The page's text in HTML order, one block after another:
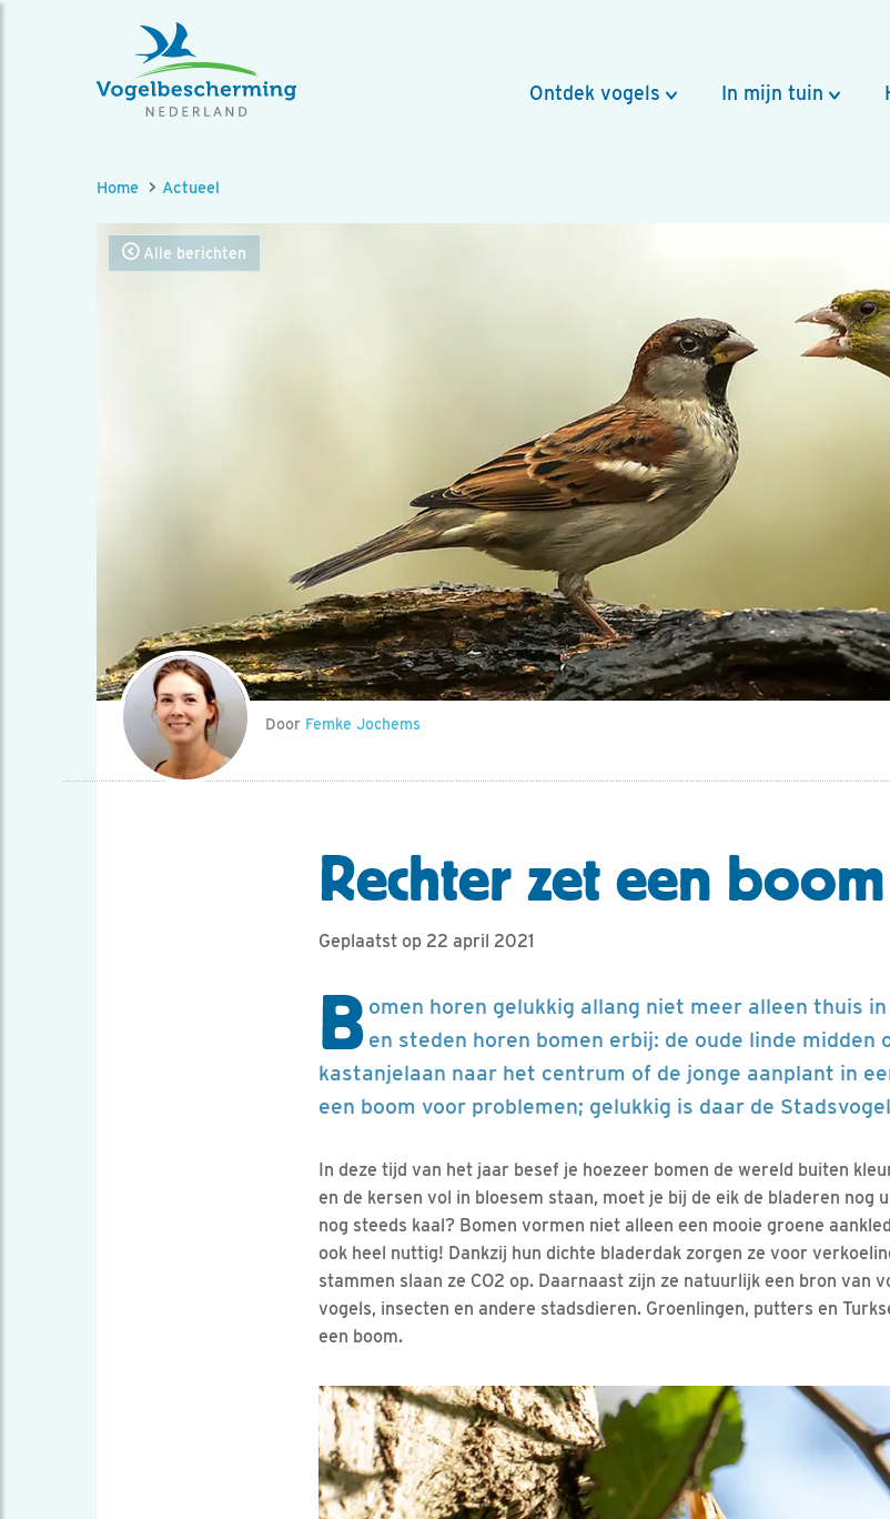
Ontdek vogels In mijn tuin
Home Actueel
Alle berichten
Door Femke Jochems
Rechter zet een
Geplaatst op 22 april 2021
B omen horen gelukkig allang niet meer alleen thuis
en steden horen bomen erbij: de oude linde
kastanjelaan naar het centrum of de jonge aanplant in
een boom voor problemen; gelukkig is daar de
In deze tijd van het jaar besef je hoezeer bomen de wereld buiten
en de kersen vol in bloesem staan, moet je bij de eik de bladeren nog
nog steeds kaal? Bomen vormen niet alleen een mooie groene
ook heel nuttig! Dankzij hun dichte bladerdak zorgen ze voor
stammen slaan ze CO2 op. Daarnaast zijn ze natuurlijk een bron van
vogels, insecten en andere stadsdieren. Groenlingen, putters en
een boom.